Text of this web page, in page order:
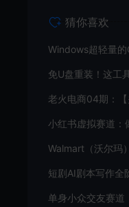
猜你喜欢